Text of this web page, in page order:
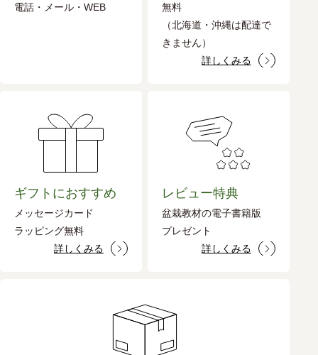
電話・メール・WEB
無料
（北海道・沖縄は配達で
きません）
詳しくみる
ギフトにおすすめ
メッセージカード
ラッピング無料
詳しくみる
レビュー特典
盆栽教材の電子書籍版
プレゼント
詳しくみる